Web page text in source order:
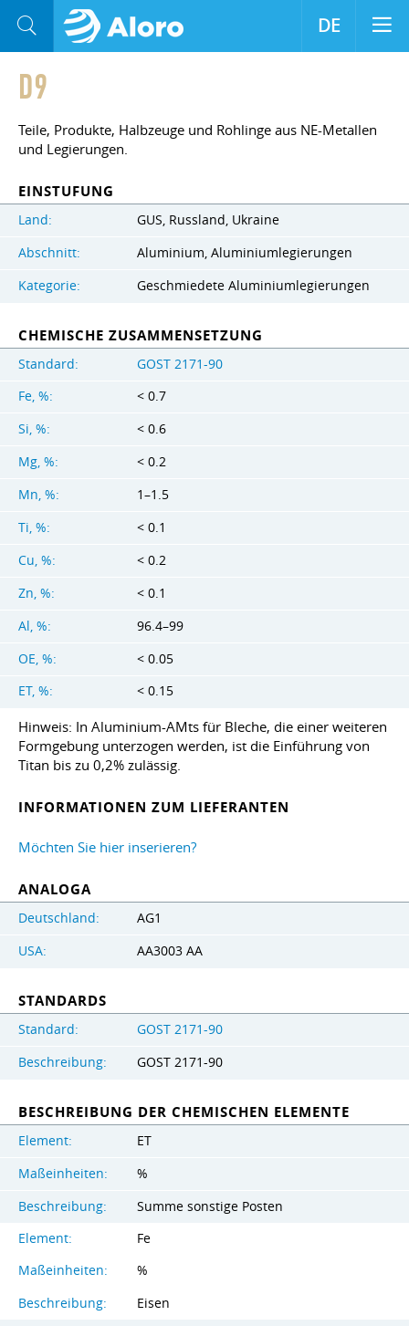
D9
Teile, Produkte, Halbzeuge und Rohlinge aus NE-Metallen
und Legierungen.
EINSTUFUNG
Land:
GUS, Russland, Ukraine
Abschnitt:
Aluminium, Aluminiumlegierungen
Kategorie:
Geschmiedete Aluminiumlegierungen
CHEMISCHE ZUSAMMENSETZUNG
Standard:
GOST 2171-90
Fe, %:
< 0.7
Si, %:
< 0.6
Mg, %:
< 0.2
Mn, %:
1–1.5
Ti, %:
< 0.1
Cu, %:
< 0.2
Zn, %:
< 0.1
Al, %:
96.4–99
OE, %:
< 0.05
ET, %:
< 0.15
Hinweis: In Aluminium-AMts für Bleche, die einer weiteren
Formgebung unterzogen werden, ist die Einführung von
Titan bis zu 0,2% zulässig.
INFORMATIONEN ZUM LIEFERANTEN
Möchten Sie hier inserieren?
ANALOGA
Deutschland:
AG1
USA:
AA3003 AA
STANDARDS
Standard:
GOST 2171-90
Beschreibung:
GOST 2171-90
BESCHREIBUNG DER CHEMISCHEN ELEMENTE
Element:
ET
Maßeinheiten:
%
Beschreibung:
Summe sonstige Posten
Element:
Fe
Maßeinheiten:
%
Beschreibung:
Eisen
DE